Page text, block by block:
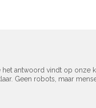
het antwoord vindt op onze
Geen robots, maar